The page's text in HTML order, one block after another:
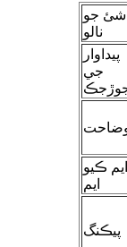
شئ جو
نالو
پيداوار
جي
ايم ڪيو
ايم
پيڪنگ